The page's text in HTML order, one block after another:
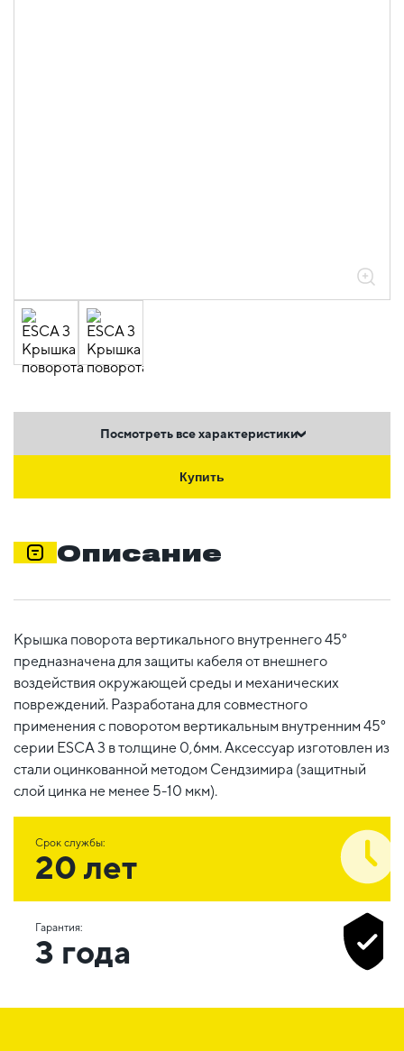
Посмотреть все характеристики
Купить
Описание
Крышка поворота вертикального внутреннего 45°
предназначена для защиты кабеля от внешнего
воздействия окружающей среды и механических
повреждений. Разработана для совместного
применения с поворотом вертикальным внутренним 45°
серии ESCA 3 в толщине 0,6мм. Аксессуар изготовлен из
стали оцинкованной методом Сендзимира (защитный
слой цинка не менее 5-10 мкм).
Срок службы:
20 лет
Гарантия:
3 года